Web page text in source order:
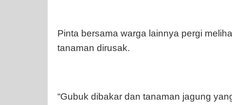
Pinta bersama warga lainnya pergi
tanaman dirusak.
“Gubuk dibakar dan tanaman jagung